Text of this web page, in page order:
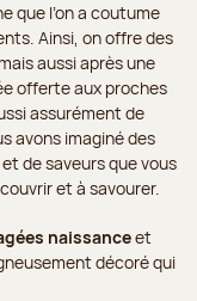
que l’on a coutume
Ainsi, on offre des
aussi après une
offerte aux proches
assurément de
avons imaginé des
de saveurs que vous
et à savourer.
naissanceet
décoré qui